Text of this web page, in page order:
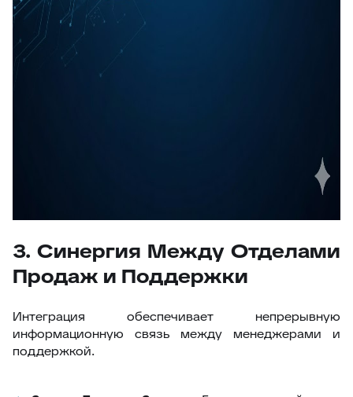
3. Синергия Между Отделами
Продаж и Поддержки
Интеграция обеспечивает непрерывную
информационную связь между менеджерами и
поддержкой.